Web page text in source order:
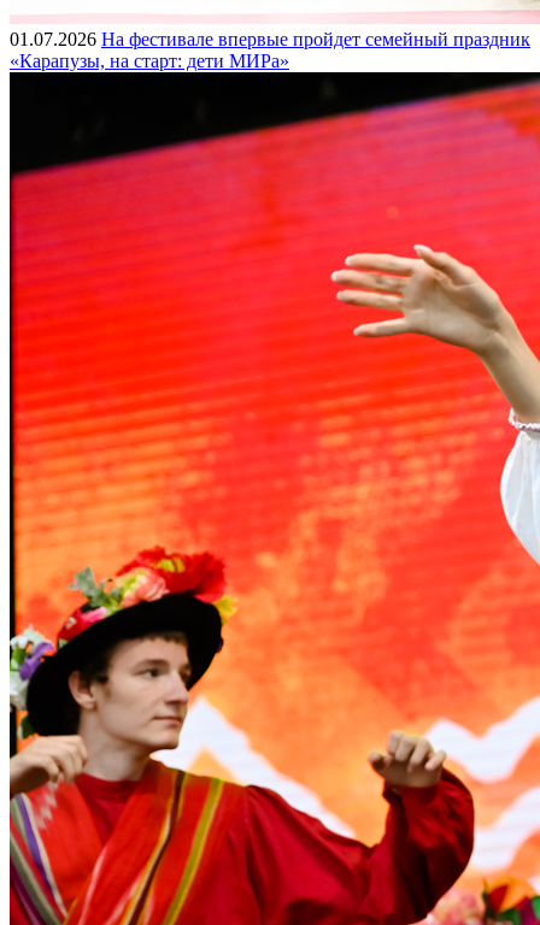
01.07.2026 На фестивале впервые пройдет семейный праздник
«Карапузы, на старт: дети МИРа»